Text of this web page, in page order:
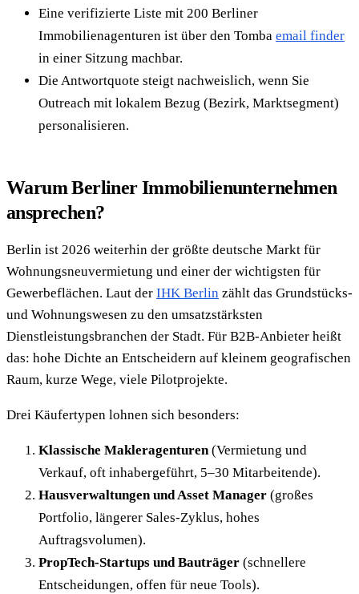
Eine verifizierte Liste mit 200 Berliner
Immobilienagenturen ist über den Tomba email finder
in einer Sitzung machbar.
Die Antwortquote steigt nachweislich, wenn Sie
Outreach mit lokalem Bezug (Bezirk, Marktsegment)
personalisieren.
Warum Berliner Immobilienunternehmen
ansprechen?
Berlin ist 2026 weiterhin der größte deutsche Markt für
Wohnungsneuvermietung und einer der wichtigsten für
Gewerbeflächen. Laut der IHK Berlin zählt das Grundstücks-
und Wohnungswesen zu den umsatzstärksten
Dienstleistungsbranchen der Stadt. Für B2B-Anbieter heißt
das: hohe Dichte an Entscheidern auf kleinem geografischen
Raum, kurze Wege, viele Pilotprojekte.
Drei Käufertypen lohnen sich besonders:
Klassische Makleragenturen(Vermietung und
Verkauf, oft inhabergeführt, 5–30 Mitarbeitende).
Hausverwaltungen und Asset Manager (großes
Portfolio, längerer Sales-Zyklus, hohes
Auftragsvolumen).
PropTech-Startups und Bauträger (schnellere
Entscheidungen, offen für neue Tools).